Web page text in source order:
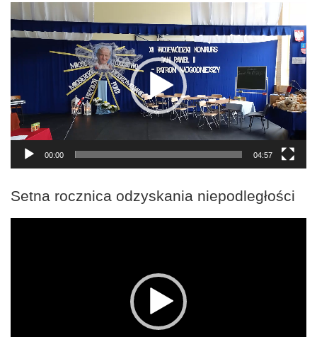
Odtwarzacz
video
00:00 04:57
Setna rocznica odzyskania niepodległości